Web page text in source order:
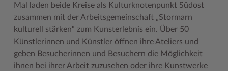
Wo Sie uns finden
Zuständigkeitsfinder SH ↗
Social Media
Stormarninfo
Termine
Städte und Gemeinden
Wappen und Geschichte
Wappenrolle
Tourismus
Vereine und Gruppen
Wälder und Moore
Mal laden beide Kreise als Kulturknotenpunkt Südost
zusammen mit der Arbeitsgemeinschaft „Stormarn
kulturell stärken“ zum Kunsterlebnis ein. Über 50
Künstlerinnen und Künstler öffnen ihre Ateliers und
geben Besucherinnen und Besuchern die Möglichkeit
ihnen bei ihrer Arbeit zuzusehen oder ihre Kunstwerke